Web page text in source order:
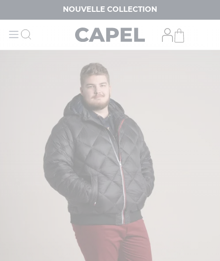
NOUVELLE COLLECTION